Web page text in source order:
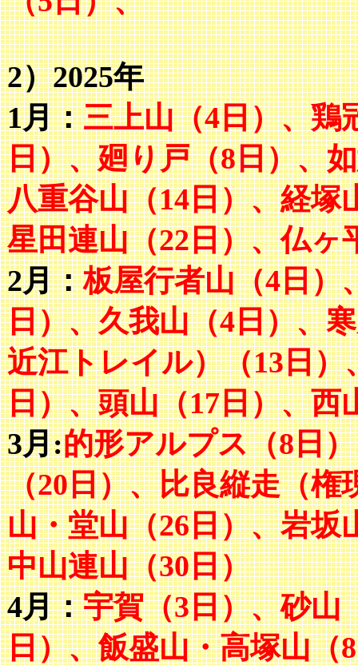
2）2025年
1月：三上山（4日）、鶏
日）、廻り戸（8日）、
八重谷山（14日）、経塚
星田連山（22日）、仏ヶ
2月：板屋行者山（4日）
日）、久我山（4日）、
近江トレイル）（13日）
日）、頭山（17日）、西
3月:的形アルプス（8日
（20日）、比良縦走（権
山・堂山（26日）、岩坂
中山連山（30日）
4月：宇賀（3日）、砂山
日）、飯盛山・高塚山（